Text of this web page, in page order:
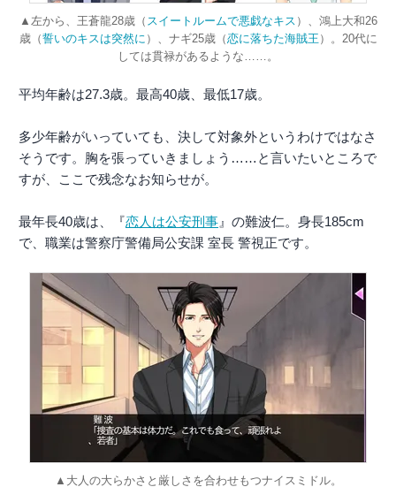
▲左から、王蒼龍28歳（ スイートルームで悪戯なキス ）、鴻上大和26
歳（誓いのキスは突然に ）、ナギ25歳（恋に落ちた海賊王 ）。20代に
しては貫禄があるような……。
平均年齢は27.3歳。最高40歳、最低17歳。
多少年齢がいっていても、決して対象外というわけではなさ
そうです。胸を張っていきましょう……と言いたいところで
すが、ここで残念なお知らせが。
最年長40歳は、『恋人は公安刑事 』の難波仁。身長185cm
で、職業は警察庁警備局公安課 室長 警視正です。
▲大人の大らかさと厳しさを合わせもつナイスミドル。